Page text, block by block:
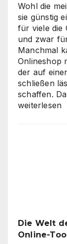
Wohl die
sie günstig
für viele die
und zwar
Manchmal
Onlineshop
der auf
schließen
schaffen.
weiterlesen
Die Welt
Online-